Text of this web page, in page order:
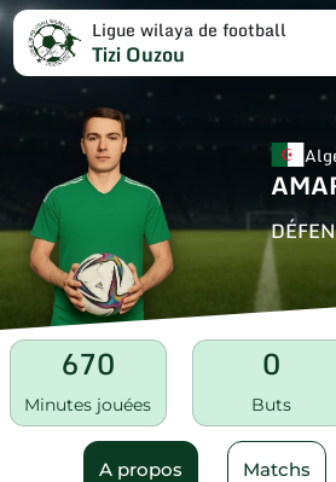
Ligue wilaya de football
Tizi Ouzou
670
Minutes jouées
0
Buts
A propos Matchs